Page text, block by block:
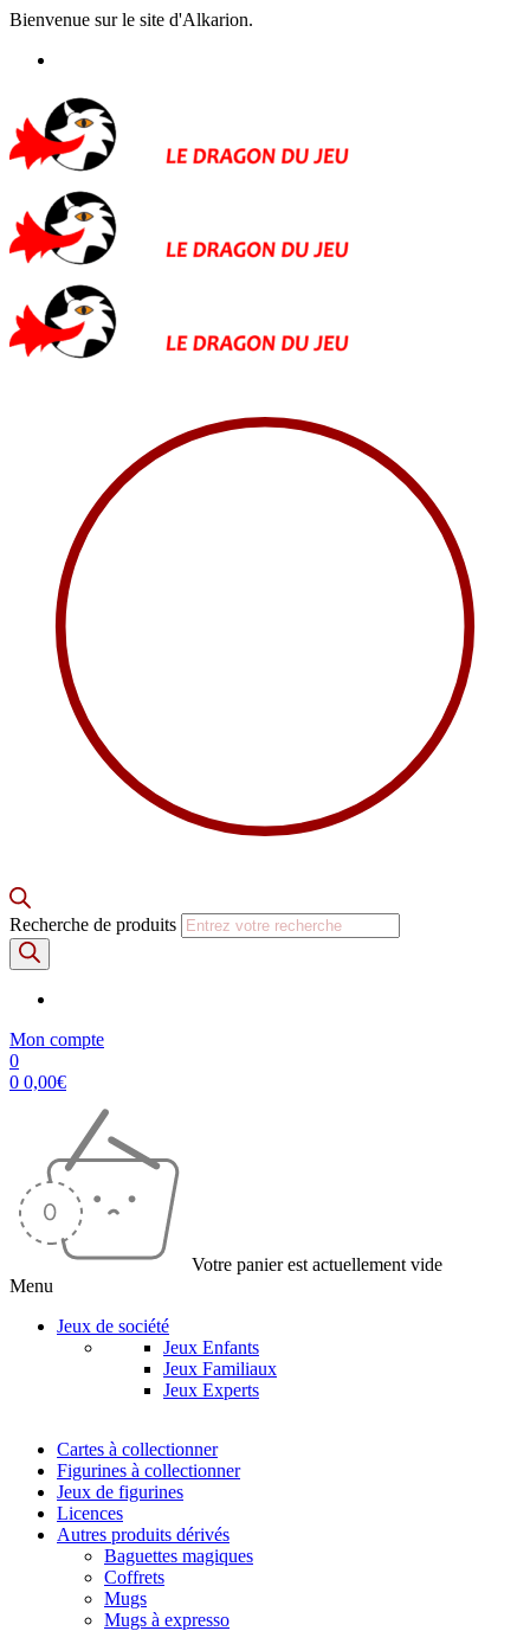
Bienvenue sur le site d'Alkarion.
Recherche de produits
Mon compte
0
0 0,00€
Votre panier est actuellement vide
Menu
Jeux de société
Jeux Enfants
Jeux Familiaux
Jeux Experts
Cartes à collectionner
Figurines à collectionner
Jeux de figurines
Licences
Autres produits dérivés
Baguettes magiques
Coffrets
Mugs
Mugs à expresso